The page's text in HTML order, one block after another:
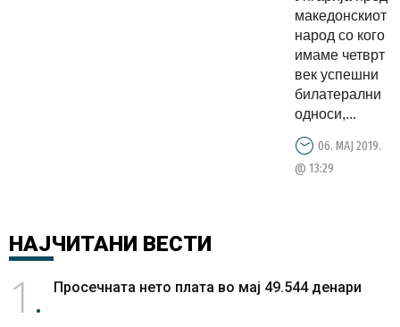
соработка
со
македонскиот
народ со кого
имаме четврт
век успешни
билатерални
односи,...
06. МАЈ 2019.
@ 13:29
НАЈЧИТАНИ ВЕСТИ
1 Просечната нето плата во мај 49.544 денари